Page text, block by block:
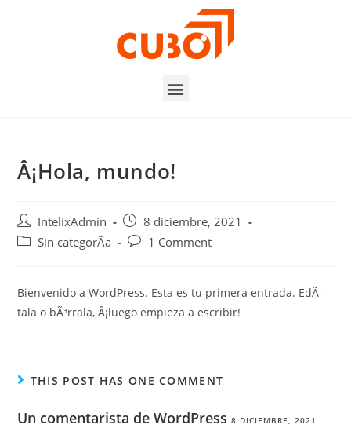
Â¡Hola, mundo!
IntelixAdmin
8 diciembre, 2021
Sin categorÃ­a
1 Comment
Bienvenido a WordPress. Esta es tu primera entrada. EdÃ­
tala o bÃ³rrala, Â¡luego empieza a escribir!
THIS POST HAS ONE COMMENT
Un comentarista de WordPress 8 DICIEMBRE, 2021